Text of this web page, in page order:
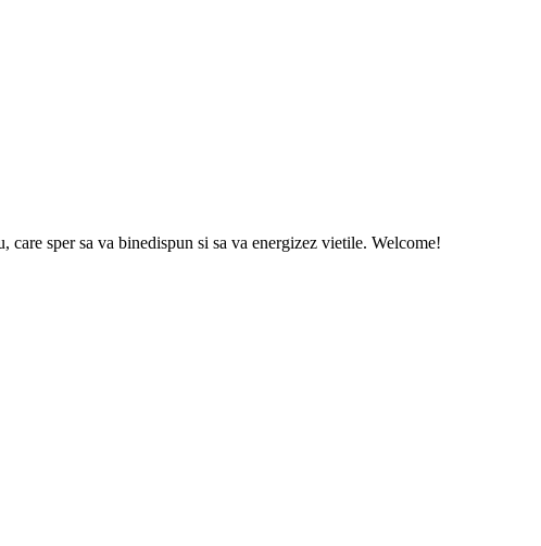
care sper sa va binedispun si sa va energizez vietile. Welcome!